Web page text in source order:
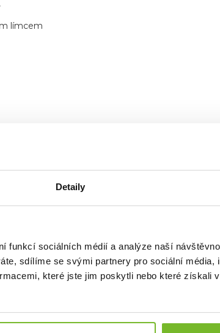
Detaily
funkcí sociálních médií a analýze naší
sdílíme se svými partnery pro sociální média,
které jste jim poskytli nebo které získali
límcem